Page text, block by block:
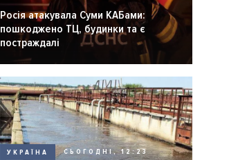
Росія атакувала Суми КАБами:
пошкоджено ТЦ, будинки та є
постраждалі
УКРАЇНА СЬОГОДНІ, 12:23